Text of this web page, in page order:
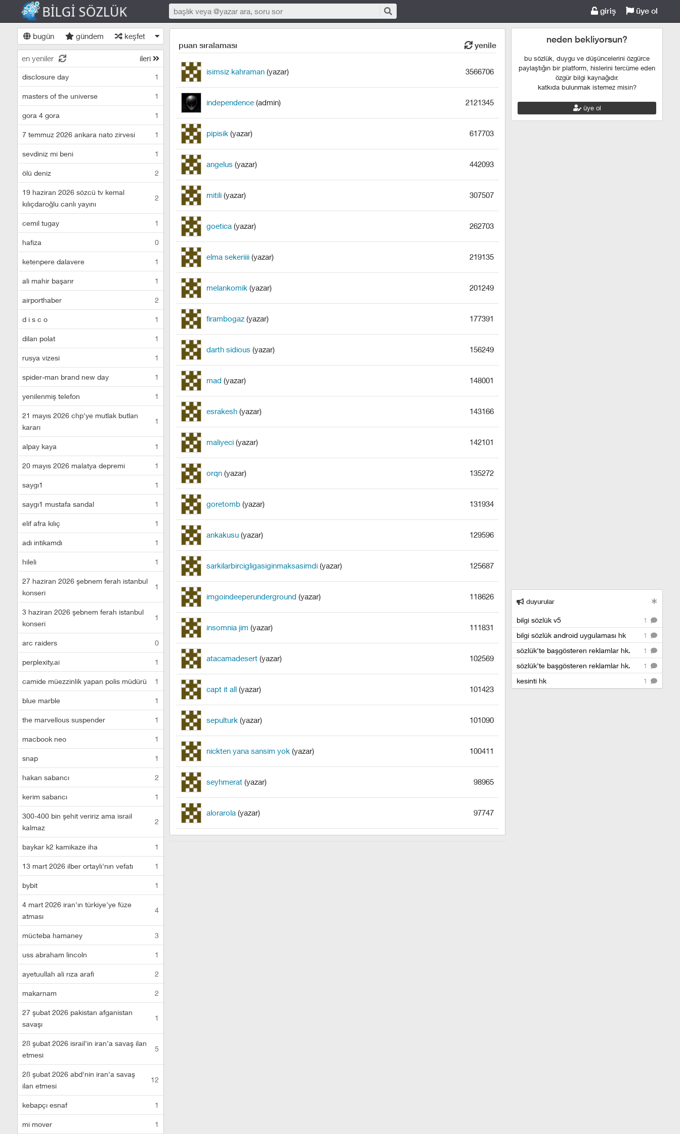
giriş üye ol
bugün gündem keşfet
en yeniler ileri
disclosure day 1
masters of the universe 1
gora 4 gora 1
7 temmuz 2026 ankara nato zirvesi 1
sevdiniz mi beni 1
ölü deniz 2
19 haziran 2026 sözcü tv kemal
kılıçdaroğlu canlı yayını
2
cemil tugay 1
hafiza 0
ketenpere dalavere 1
ali mahir başarır 1
airporthaber 2
d i s c o 1
dilan polat 1
rusya vizesi 1
spider-man brand new day 1
yenilenmiş telefon 1
21 mayıs 2026 chp'ye mutlak butlan
kararı
1
alpay kaya 1
20 mayıs 2026 malatya depremi 1
saygı1 1
saygı1 mustafa sandal 1
elif afra kılıç 1
adı intikamdı 1
hileli 1
27 haziran 2026 şebnem ferah istanbul
konseri
1
3 haziran 2026 şebnem ferah istanbul
konseri
1
arc raiders 0
perplexity.ai 1
camide müezzinlik yapan polis müdürü 1
blue marble 1
the marvellous suspender 1
macbook neo 1
snap 1
hakan sabancı 2
kerim sabancı 1
300-400 bin şehit veririz ama israil
kalmaz
2
baykar k2 kamikaze iha 1
13 mart 2026 ilber ortaylı'nın vefatı 1
bybit 1
4 mart 2026 iran'ın türkiye'ye füze
atması
4
mücteba hamaney 3
uss abraham lincoln 1
ayetuullah ali rıza arafi 2
makarnam 2
27 şubat 2026 pakistan afganistan
savaşı
1
28 şubat 2026 israil'in iran'a savaş ilan
etmesi
5
28 şubat 2026 abd'nin iran'a savaş
ilan etmesi
12
kebapçı esnaf 1
mi mover 1
yenile
puan sıralaması
isimsiz kahraman (yazar) 3566706
independence (admin) 2121345
pipisik (yazar) 617703
angelus (yazar) 442093
mitili (yazar) 307507
goetica (yazar) 262703
elma sekeriiii (yazar) 219135
melankomik (yazar) 201249
firambogaz (yazar) 177391
darth sidious (yazar) 156249
mad (yazar) 148001
esrakesh (yazar) 143166
maliyeci (yazar) 142101
orqn (yazar) 135272
goretomb (yazar) 131934
ankakusu (yazar) 129596
sarkilarbircigligasiginmaksasimdi (yazar) 125687
imgoindeeperunderground (yazar) 118626
insomnia jim (yazar) 111831
atacamadesert (yazar) 102569
capt it all (yazar) 101423
sepulturk (yazar) 101090
nickten yana sansim yok (yazar) 100411
seyhmerat (yazar) 98965
alorarola (yazar) 97747
neden bekliyorsun?
bu sözlük, duygu ve düşüncelerini özgürce
paylaştığın bir platform, hislerini tercüme eden
özgür bilgi kaynağıdır.
katkıda bulunmak istemez misin?
üye ol
duyurular
1
bilgi sözlük v5
1
bilgi sözlük android uygulaması hk
1
sözlük'te başgösteren reklamlar hk.
1
sözlük'te başgösteren reklamlar hk.
1
kesinti hk